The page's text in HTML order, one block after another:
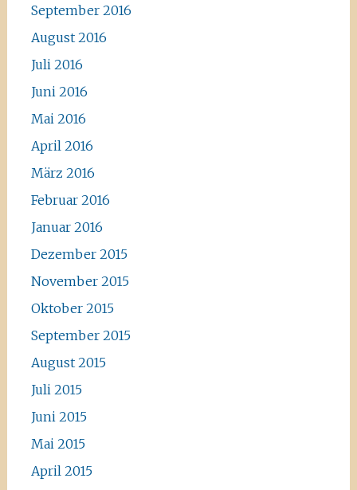
September 2016
August 2016
Juli 2016
Juni 2016
Mai 2016
April 2016
März 2016
Februar 2016
Januar 2016
Dezember 2015
November 2015
Oktober 2015
September 2015
August 2015
Juli 2015
Juni 2015
Mai 2015
April 2015